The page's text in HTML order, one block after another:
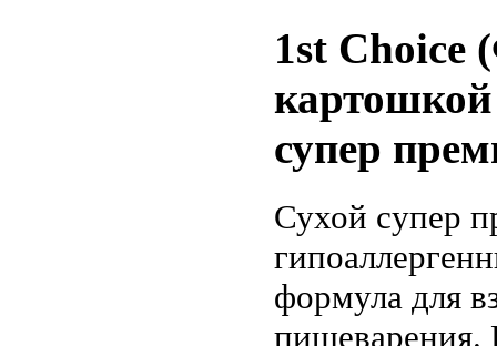
1st Choice
картошкой
супер
Сухой супер
формула для
пищеварения.